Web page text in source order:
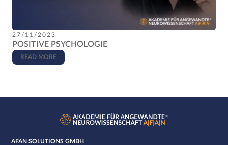
27/11/2023
POSITIVE PSYCHOLOGIE
READ MORE
AFAN SOLUTIONS GMBH